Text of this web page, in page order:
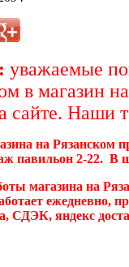
уважаемые
в магазин
сайте. Наши
на Рязанском
павильон 2-22. В
магазина на
ежедневно,
СДЭК, яндекс